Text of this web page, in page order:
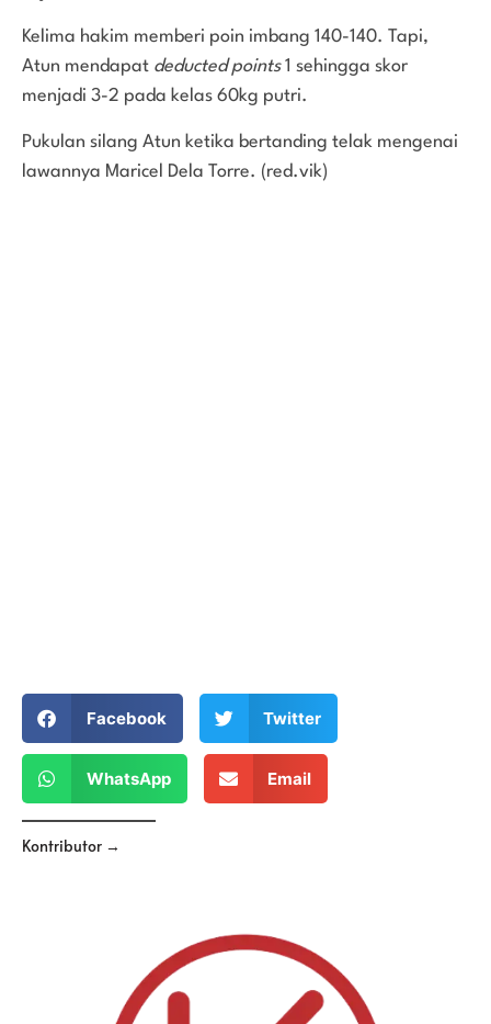
Kelima hakim memberi poin imbang 140-140. Tapi,
Atun mendapat deducted points1 sehingga skor
menjadi 3-2 pada kelas 60kg putri.
Pukulan silang Atun ketika bertanding telak mengenai
lawannya Maricel Dela Torre. (red.vik)
Facebook Twitter
WhatsApp Email
Kontributor →